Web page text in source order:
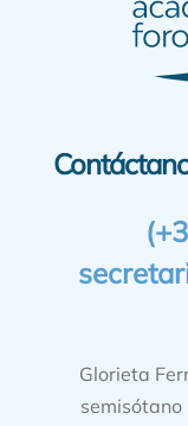
Glorieta